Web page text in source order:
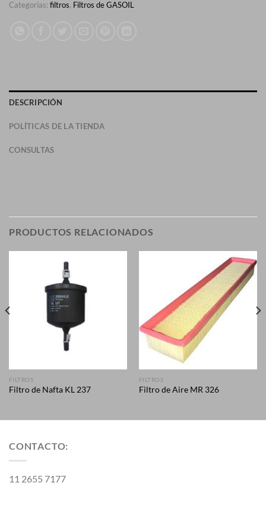
Categorías: filtros, Filtros de GASOIL
DESCRIPCIÓN
POLÍTICAS DE LA TIENDA
CONSULTAS
PRODUCTOS RELACIONADOS
FILTROS
Filtro de Nafta KL 237
FILTROS
Filtro de Aire MR 326
CONTACTO:
11 2655 7177